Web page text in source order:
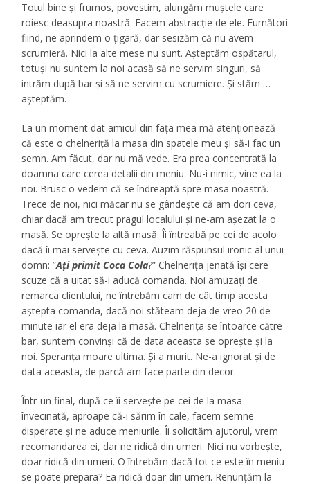
Totul bine și frumos, povestim, alungăm muștele care
roiesc deasupra noastră. Facem abstracție de ele. Fumători
fiind, ne aprindem o țigară, dar sesizăm că nu avem
scrumieră. Nici la alte mese nu sunt. Așteptăm ospătarul,
totuși nu suntem la noi acasă să ne servim singuri, să
intrăm după bar și să ne servim cu scrumiere. Și stăm …
așteptăm.
La un moment dat amicul din fața mea mă atenționează
că este o chelneriță la masa din spatele meu și să-i fac un
semn. Am făcut, dar nu mă vede. Era prea concentrată la
doamna care cerea detalii din meniu. Nu-i nimic, vine ea la
noi. Brusc o vedem că se îndreaptă spre masa noastră.
Trece de noi, nici măcar nu se gândeşte că am dori ceva,
chiar dacă am trecut pragul localului şi ne-am aşezat la o
masă. Se opreşte la altă masă. Îi întreabă pe cei de acolo
dacă îi mai servește cu ceva. Auzim răspunsul ironic al unui
domn: ”Ați primit Coca Cola?” Chelnerița jenată își cere
scuze că a uitat să-i aducă comanda. Noi amuzați de
remarca clientului, ne întrebăm cam de cât timp acesta
aştepta comanda, dacă noi stăteam deja de vreo 20 de
minute iar el era deja la masă. Chelnerița se întoarce către
bar, suntem convinși că de data aceasta se oprește și la
noi. Speranța moare ultima. Și a murit. Ne-a ignorat şi de
data aceasta, de parcă am face parte din decor.
Într-un final, după ce îi servește pe cei de la masa
învecinată, aproape că-i sărim în cale, facem semne
disperate şi ne aduce meniurile. Îi solicităm ajutorul, vrem
recomandarea ei, dar ne ridică din umeri. Nici nu vorbește,
doar ridică din umeri. O întrebăm dacă tot ce este în meniu
se poate prepara? Ea ridică doar din umeri. Renunțăm la